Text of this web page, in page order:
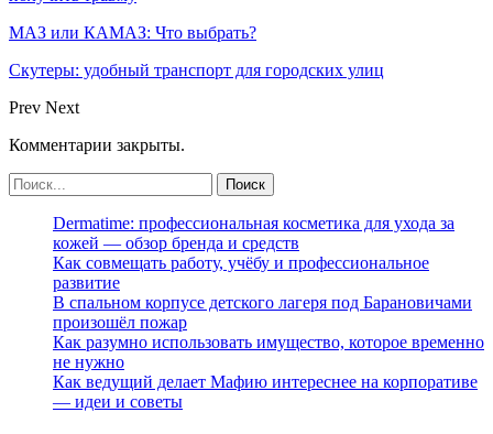
МАЗ или КАМАЗ: Что выбрать?
Скутеры: удобный транспорт для городских улиц
Prev Next
Комментарии закрыты.
Dermatime: профессиональная косметика для ухода за
кожей — обзор бренда и средств
Как совмещать работу, учёбу и профессиональное
развитие
В спальном корпусе детского лагеря под Барановичами
произошёл пожар
Как разумно использовать имущество, которое временно
не нужно
Как ведущий делает Мафию интереснее на корпоративе
— идеи и советы